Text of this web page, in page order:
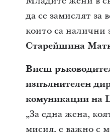
да се замислят за
които са налични
Старейшина
Висш
изпълнителен
комуникации на
„За една жена,
мисия, е важно с